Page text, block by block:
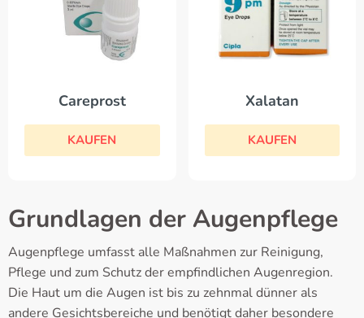
Careprost
KAUFEN
Xalatan
KAUFEN
Grundlagen der Augenpflege
Augenpflege umfasst alle Maßnahmen zur Reinigung,
Pflege und zum Schutz der empfindlichen Augenregion.
Die Haut um die Augen ist bis zu zehnmal dünner als
andere Gesichtsbereiche und benötigt daher besondere